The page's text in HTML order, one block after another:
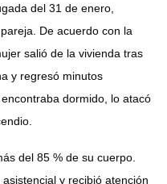
del 31 de enero,
De acuerdo con la
salió de la vivienda tras
y regresó minutos
dormido, lo atacó
del 85 % de su cuerpo.
y recibió atención